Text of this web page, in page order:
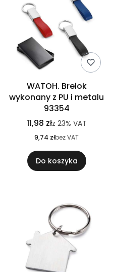
WATOH. Brelok
wykonany z PU i metalu
93354
11,98 złz 23% VAT
9,74 złbez VAT
Do koszyka